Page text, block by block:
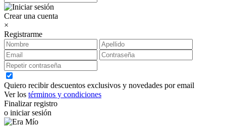
Crear una cuenta
×
Registrarme
Quiero recibir descuentos exclusivos y novedades por email
Ver los términos y condiciones
Finalizar registro
o iniciar sesión